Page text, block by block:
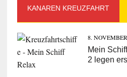
KANAREN KREUZFAHRT
8.
Mein
2 legen